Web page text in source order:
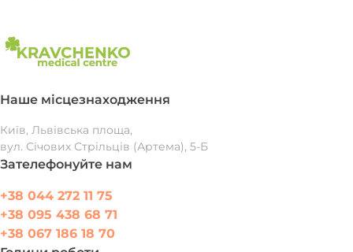
Наше місцезнаходження
Київ, Львівська площа,
вул. Січових Стрільців (Артема), 5-Б
Зателефонуйте нам
+38 044 272 11 75
+38 095 438 68 71
+38 067 186 18 70